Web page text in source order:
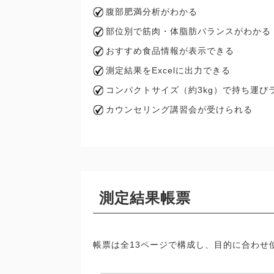
腹部肥満分析がわかる
部位別で筋肉・体脂肪バランスがわかる
おすすめ食品情報が表示できる
測定結果をExcelに出力できる
コンパクトサイズ（約3kg）で持ち運び
カウンセリング講習会が受けられる
測定結果帳票
帳票は全13ページで構成し、目的に合わせ